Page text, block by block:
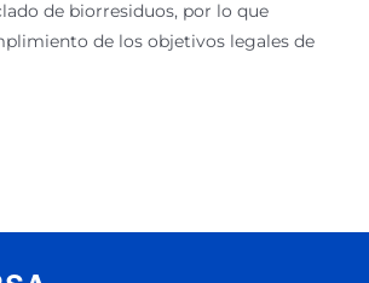
de biorresiduos, por lo que
de los objetivos legales de